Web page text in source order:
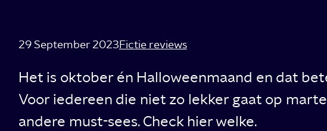
29 September 2023Fictie reviews
Het is oktober én Halloweenmaand en dat
Voor iedereen die niet zo lekker gaat op
andere must-sees. Check hier welke.